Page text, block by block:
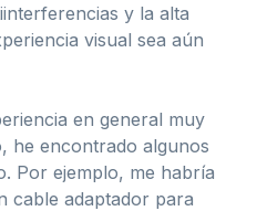
y la alta
visual sea aún
en general muy
he encontrado algunos
Por ejemplo, me habría
cable adaptador para